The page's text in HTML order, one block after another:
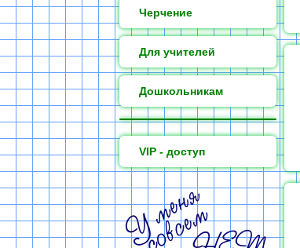
Черчение
Для учителей
Дошкольникам
VIP - доступ